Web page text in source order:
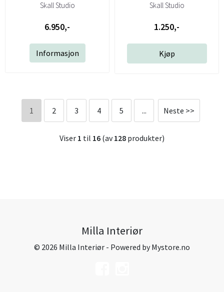
Skall Studio
6.950,-
Informasjon
Skall Studio
1.250,-
Kjøp
1 2 3 4 5 ... Neste >>
Viser 1 til 16 (av128 produkter)
Milla Interiør
© 2026 Milla Interiør - Powered byMystore.no